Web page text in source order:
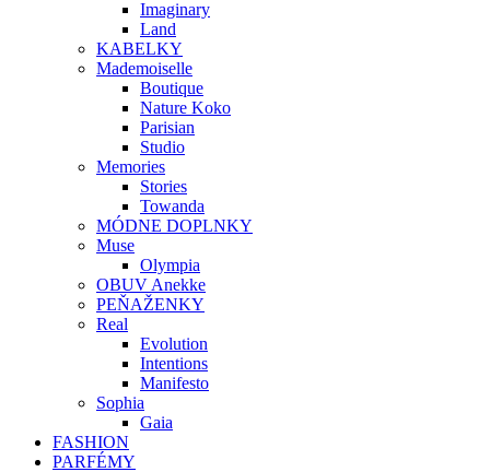
Imaginary
Land
KABELKY
Mademoiselle
Boutique
Nature Koko
Parisian
Studio
Memories
Stories
Towanda
MÓDNE DOPLNKY
Muse
Olympia
OBUV Anekke
PEŇAŽENKY
Real
Evolution
Intentions
Manifesto
Sophia
Gaia
FASHION
PARFÉMY